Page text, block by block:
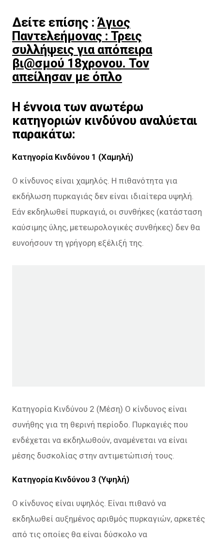
Δείτε επίσης : Άγιος
Παντελεήμονας : Τρεις
συλλήψεις για απόπειρα
βι@σμού 18χρονου. Τον
απείλησαν με όπλο
Η έννοια των ανωτέρω
κατηγοριών κινδύνου αναλύεται
παρακάτω:
Κατηγορία Κινδύνου 1 (Χαμηλή)
Ο κίνδυνος είναι χαμηλός. Η πιθανότητα για
εκδήλωση πυρκαγιάς δεν είναι ιδιαίτερα υψηλή.
Εάν εκδηλωθεί πυρκαγιά, οι συνθήκες (κατάσταση
καύσιμης ύλης, μετεωρολογικές συνθήκες) δεν θα
ευνοήσουν τη γρήγορη εξέλιξή της.
Κατηγορία Κινδύνου 2 (Μέση) Ο κίνδυνος είναι
συνήθης για τη θερινή περίοδο. Πυρκαγιές που
ενδέχεται να εκδηλωθούν, αναμένεται να είναι
μέσης δυσκολίας στην αντιμετώπισή τους.
Κατηγορία Κινδύνου 3 (Υψηλή)
Ο κίνδυνος είναι υψηλός. Είναι πιθανό να
εκδηλωθεί αυξημένος αριθμός πυρκαγιών, αρκετές
από τις οποίες θα είναι δύσκολο να